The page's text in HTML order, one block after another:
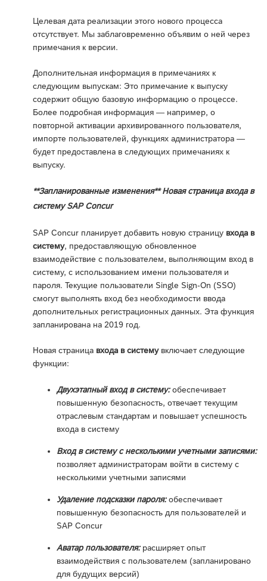
Целевая дата реализации этого нового процесса
отсутствует. Мы заблаговременно объявим о ней через
примечания к версии.
Дополнительная информация в примечаниях к
следующим выпускам: Это примечание к выпуску
содержит общую базовую информацию о процессе.
Более подробная информация — например, о
повторной активации архивированного пользователя,
импорте пользователей, функциях администратора —
будет предоставлена в следующих примечаниях к
выпуску.
**Запланированные изменения** Новая страница входа в
систему SAP Concur
SAP Concur планирует добавить новую страницу входа в
систему, предоставляющую обновленное
взаимодействие с пользователем, выполняющим вход в
систему, с использованием имени пользователя и
пароля. Текущие пользователи Single Sign-On (SSO)
смогут выполнять вход без необходимости ввода
дополнительных регистрационных данных. Эта функция
запланирована на 2019 год.
Новая страница входа в системувключает следующие
функции:
Двухэтапный вход в систему:обеспечивает
повышенную безопасность, отвечает текущим
отраслевым стандартам и повышает успешность
входа в систему
Вход в систему с несколькими учетными записями:
позволяет администраторам войти в систему с
несколькими учетными записями
Удаление подсказки пароля:обеспечивает
повышенную безопасность для пользователей и
SAP Concur
Аватар пользователя:расширяет опыт
взаимодействия с пользователем (запланировано
для будущих версий)